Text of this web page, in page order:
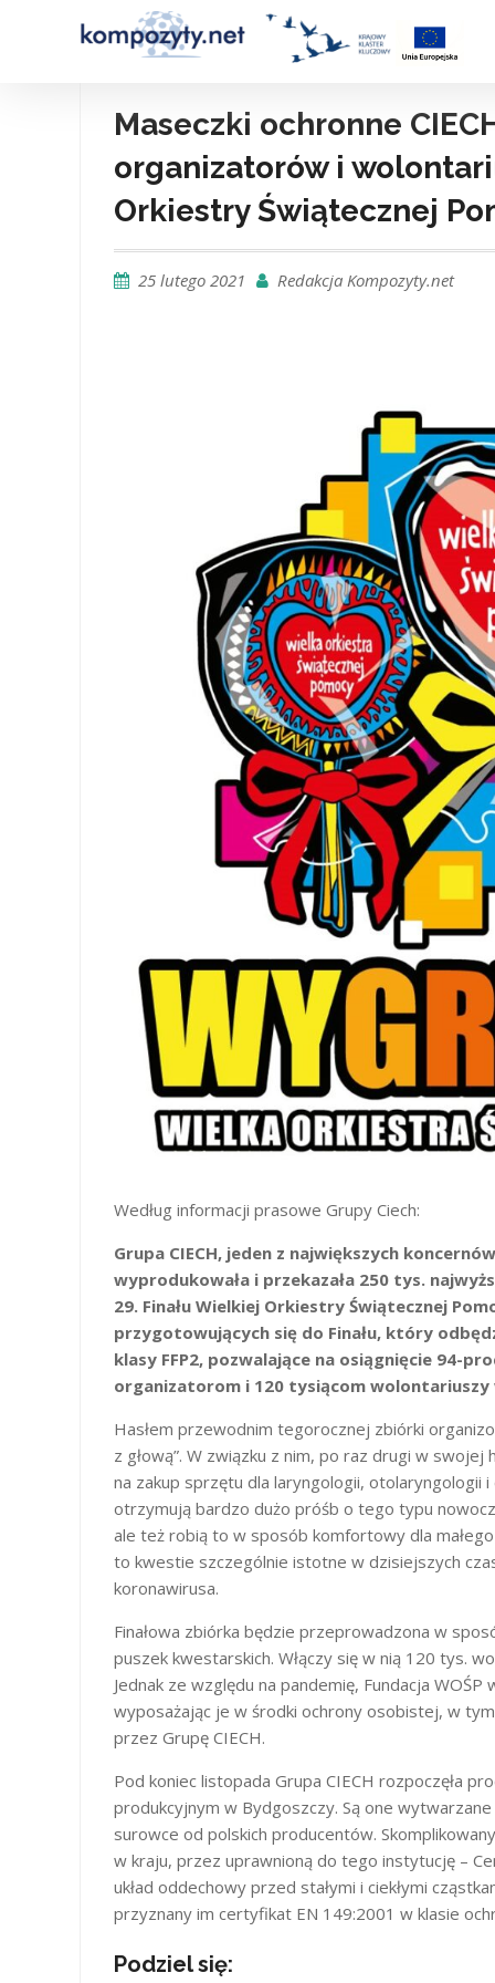
Maseczki ochronne
organizatorów i
Orkiestry Świątecznej
25 lutego 2021 Redakcja Kompozyty.net
Według informacji prasowe Grupy Ciech:
Grupa CIECH, jeden z największych
wyprodukowała i przekazała 250 tys.
29. Finału Wielkiej Orkiestry Świątecznej
przygotowujących się do Finału, który
klasy FFP2, pozwalające na osiągnięcie 94-
organizatorom i 120 tysiącom wolontariuszy
Hasłem przewodnim tegorocznej zbiórki
z głową”. W związku z nim, po raz drugi w
na zakup sprzętu dla laryngologii, otolaryngologii
otrzymują bardzo dużo próśb o tego typu
ale też robią to w sposób komfortowy dla
to kwestie szczególnie istotne w dzisiejszych
koronawirusa.
Finałowa zbiórka będzie przeprowadzona w
puszek kwestarskich. Włączy się w nią 120 tys.
Jednak ze względu na pandemię, Fundacja
wyposażając je w środki ochrony osobistej, w
przez Grupę CIECH.
Pod koniec listopada Grupa CIECH rozpoczęła
produkcyjnym w Bydgoszczy. Są one
surowce od polskich producentów.
w kraju, przez uprawnioną do tego instytucję –
układ oddechowy przed stałymi i ciekłymi
przyznany im certyfikat EN 149:2001 w klasie
Podziel się: